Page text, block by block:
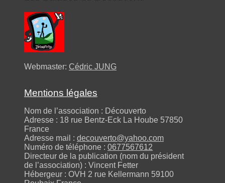
Webmaster: Cédric JUNG
Mentions légales
Nom de l’association : Découverto
Adresse : 18 rue Bentz-Eck La Hoube 57850
France
Adresse mail : decouverto@yahoo.com
Numéro de téléphone : 0677567612
Directeur de la publication (nom du président
de l’association) : Vincent Fetter
Hébergeur : OVH 2 rue Kellermann 59100